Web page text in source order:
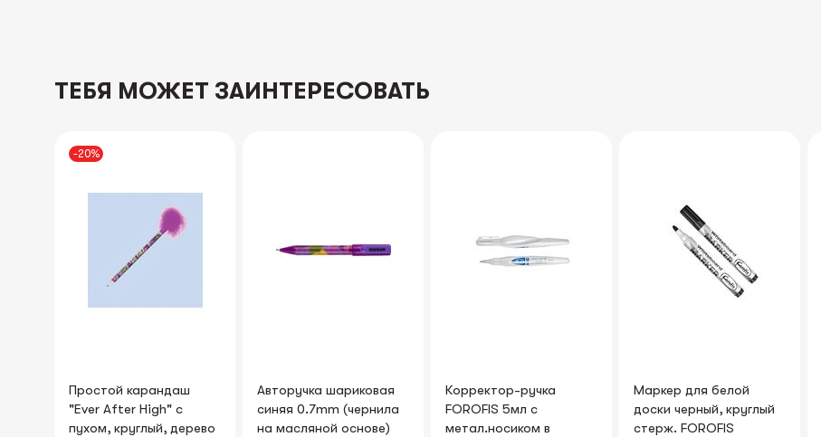
ТЕБЯ МОЖЕТ ЗАИНТЕРЕСОВАТЬ
Авторучка шариковая
синяя 0.7mm (чернила
на масляной основе)
Корректор-ручка
FOROFIS 5мл с
метал.носиком в
Маркер для белой
доски черный, круглый
стерж. FOROFIS
Ручка гелевая "Office"
FOROFIS черные черн.
0.5мм